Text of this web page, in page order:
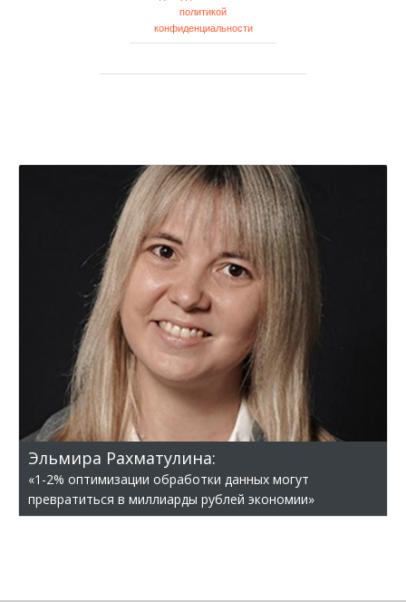
политикой
конфиденциальности
Эльмира Рахматулина:
«1-2% оптимизации обработки данных могут
превратиться в миллиарды рублей экономии»